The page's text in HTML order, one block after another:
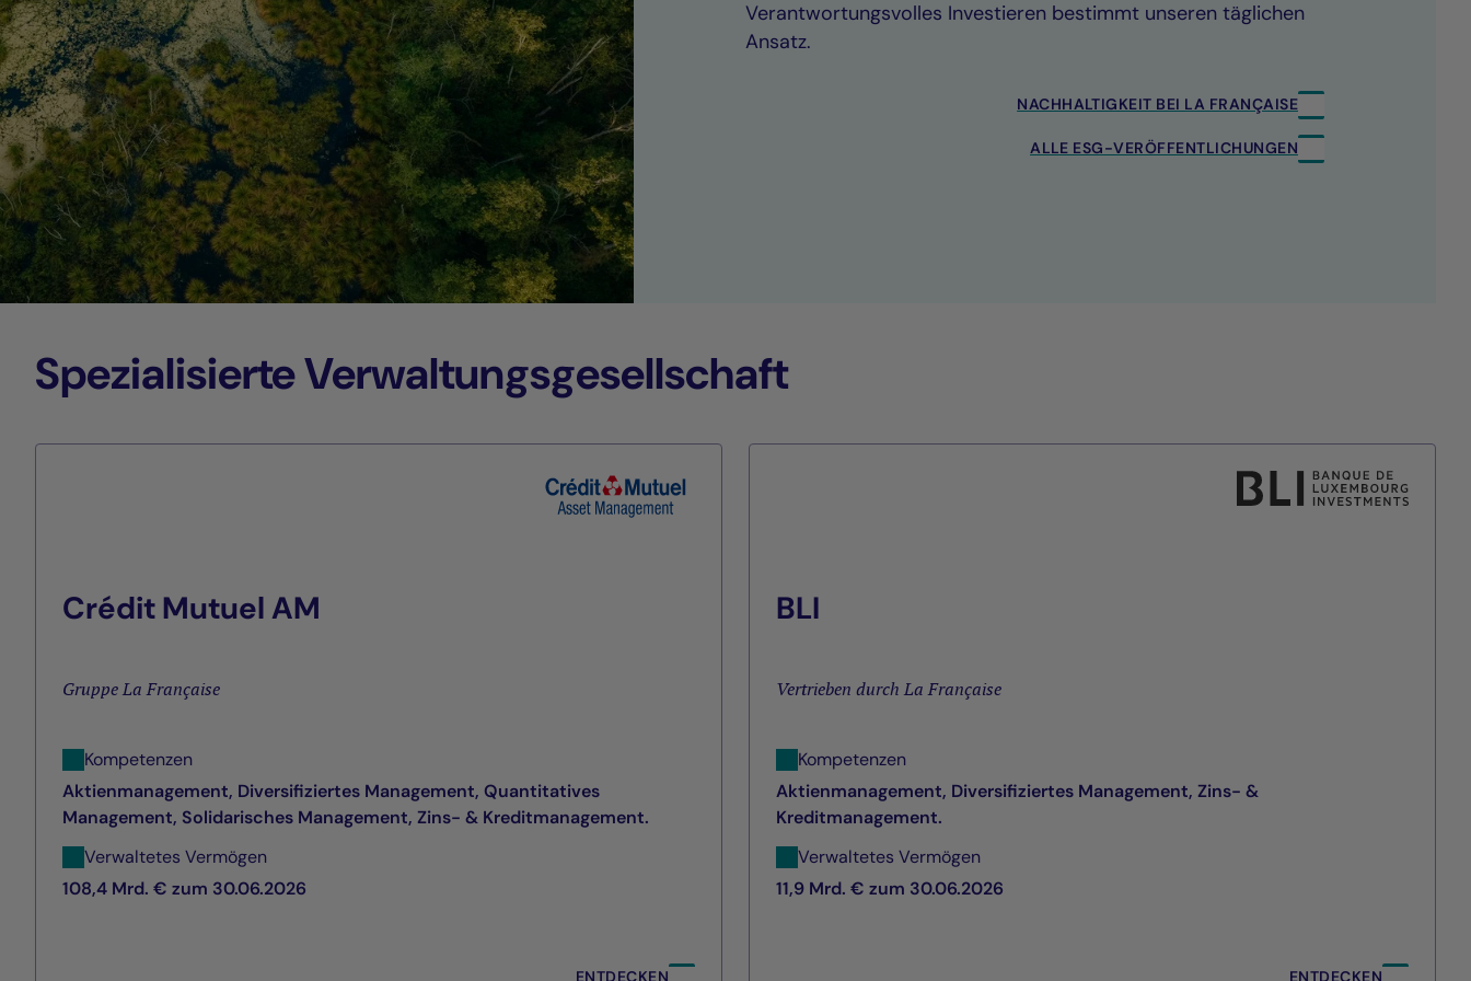
Verantwortungsvolles Investieren bestimmt unseren täglichen
Ansatz.
NACHHALTIGKEIT BEI LA FRANÇAISE
ALLE ESG-VERÖFFENTLICHUNGEN
Spezialisierte Verwaltungsgesellschaft
Crédit Mutuel AM
Gruppe La Française
Kompetenzen
Aktienmanagement, Diversifiziertes Management, Quantitatives
Management, Solidarisches Management, Zins- & Kreditmanagement.
Verwaltetes Vermögen
108,4 Mrd. € zum 30.06.2026
ENTDECKEN
BLI
Vertrieben durch La Française
Kompetenzen
Aktienmanagement, Diversifiziertes Management, Zins- &
Kreditmanagement.
Verwaltetes Vermögen
11,9 Mrd. € zum 30.06.2026
ENTDECKEN